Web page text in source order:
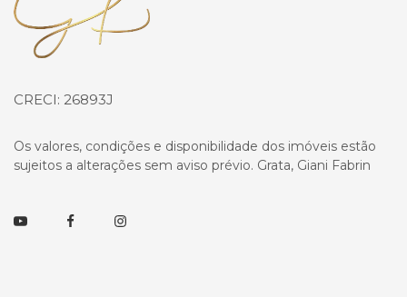
CRECI: 26893J
Os valores, condições e disponibilidade dos imóveis estão
sujeitos a alterações sem aviso prévio. Grata, Giani Fabrin
YoutubeFacebookInstagram